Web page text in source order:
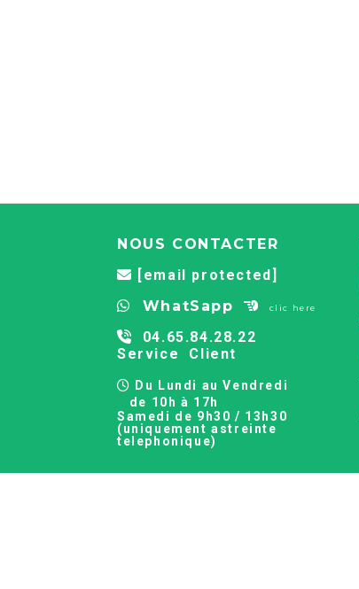
NOUS CONTACTER
 [email protected]
 WhatSapp  clic here

04.65.84.28.22
Service Client
 Du Lundi au Vendredi
de 10h à 17h
Samedi de 9h30 / 13h30
(uniquement astreinte
telephonique)